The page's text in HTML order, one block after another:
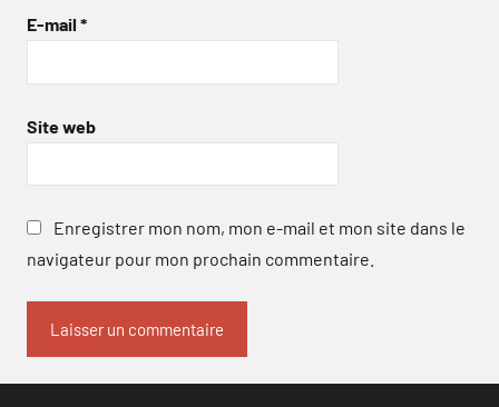
E-mail *
Site web
Enregistrer mon nom, mon e-mail et mon site dans le
navigateur pour mon prochain commentaire.